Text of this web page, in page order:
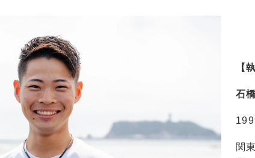
【
石
関